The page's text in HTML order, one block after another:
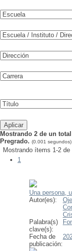
Mostrando 2 de un
Pregrado. (0.001 segundos)
Mostrando ítems 1-2 de
1
Una persona,
Autor(es):
Palabra(s)
clave(s):
Fecha de
publicación: